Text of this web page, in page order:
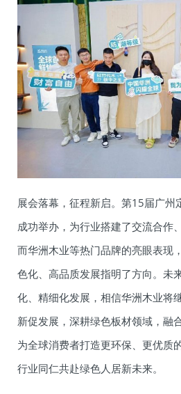
展会落幕，征程新启。第15届广州
成功举办，为行业搭建了交流合作
而华洲木业等热门品牌的亮眼表现
色化、高品质发展指明了方向。未
化、精细化发展，相信华洲木业将
新促发展，深耕绿色板材领域，融
为全球消费者打造更环保、更优质
行业同仁共赴绿色人居新未来。